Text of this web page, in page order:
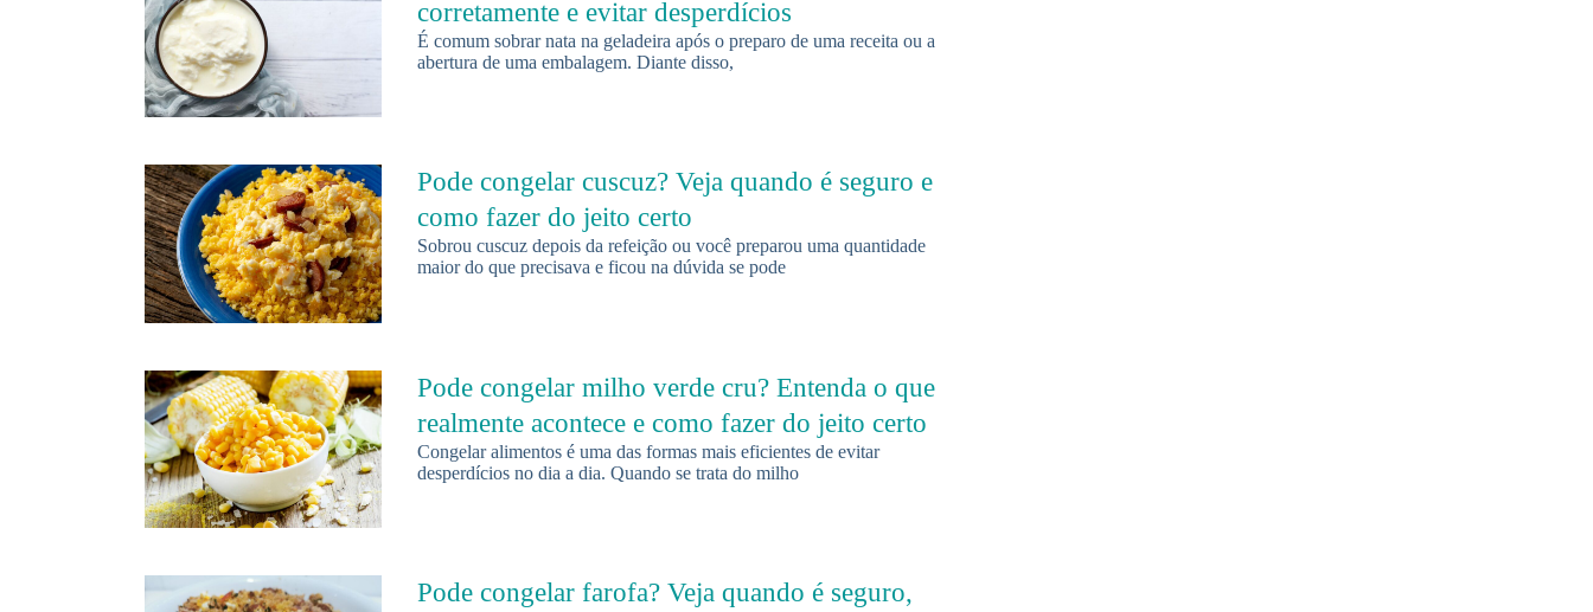
corretamente e evitar desperdícios
É comum sobrar nata na geladeira após o preparo de uma receita ou a
abertura de uma embalagem. Diante disso,
Pode congelar cuscuz? Veja quando é seguro e
como fazer do jeito certo
Sobrou cuscuz depois da refeição ou você preparou uma quantidade
maior do que precisava e ficou na dúvida se pode
Pode congelar milho verde cru? Entenda o que
realmente acontece e como fazer do jeito certo
Congelar alimentos é uma das formas mais eficientes de evitar
desperdícios no dia a dia. Quando se trata do milho
Pode congelar farofa? Veja quando é seguro,